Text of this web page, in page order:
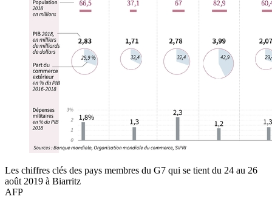
Les chiffres clés des pays membres du G7 qui se tient du 24 au 26
août 2019 à Biarritz
AFP